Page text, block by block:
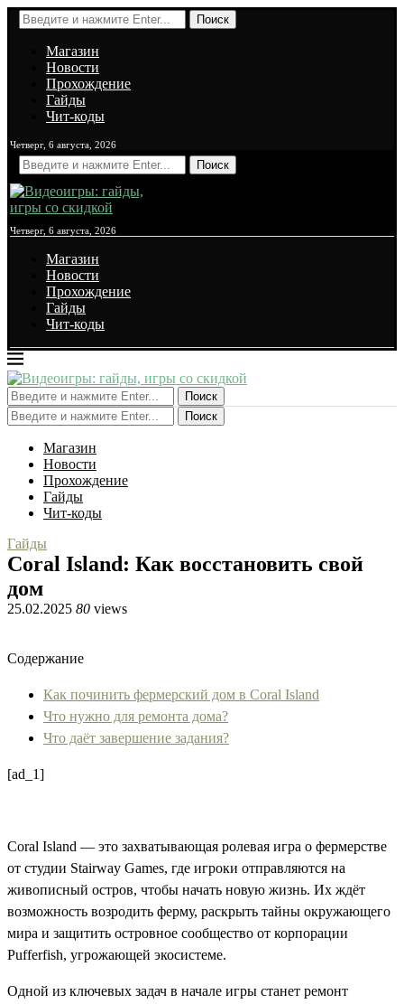
Поиск
Магазин
Новости
Прохождение
Гайды
Чит-коды
Четверг, 6 августа, 2026
Поиск
Четверг, 6 августа, 2026
Магазин
Новости
Прохождение
Гайды
Чит-коды
Поиск
Поиск
Магазин
Новости
Прохождение
Гайды
Чит-коды
Гайды
Coral Island: Как восстановить свой
дом
25.02.2025 80 views
Содержание
Как починить фермерский дом в Coral Island
Что нужно для ремонта дома?
Что даёт завершение задания?
[ad_1]
Coral Island — это захватывающая ролевая игра о фермерстве
от студии Stairway Games, где игроки отправляются на
живописный остров, чтобы начать новую жизнь. Их ждёт
возможность возродить ферму, раскрыть тайны окружающего
мира и защитить островное сообщество от корпорации
Pufferfish, угрожающей экосистеме.
Одной из ключевых задач в начале игры станет ремонт